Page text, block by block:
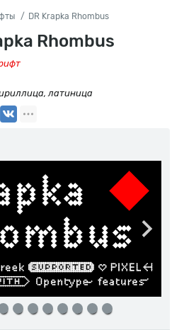
DR Krapka Rhombus
Rhombus
латиница